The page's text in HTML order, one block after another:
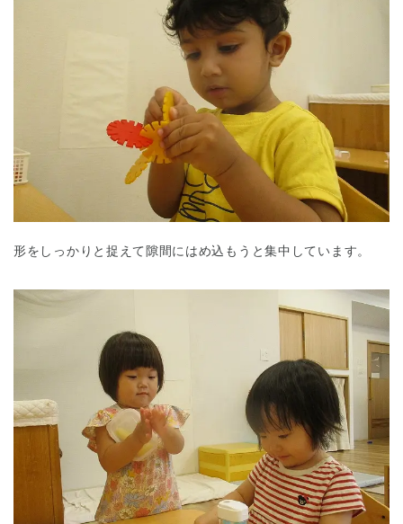
形をしっかりと捉えて隙間にはめ込もうと集中しています。